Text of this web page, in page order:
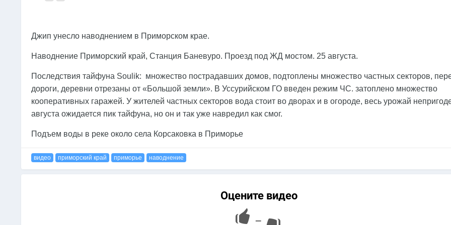
Джип унесло наводнением в Приморском крае.
Наводнение Приморский край, Станция Баневуро. Проезд под ЖД мостом. 25 августа.
Последствия тайфуна Soulik: множество пострадавших домов, подтоплены множество частных секторов,
дороги, деревни отрезаны от «Большой земли». В Уссурийском ГО введен режим ЧС. затоплено множество
кооперативных гаражей. У жителей частных секторов вода стоит во дворах и в огороде, весь урожай
августа ожидается пик тайфуна, но он и так уже навредил как смог.
Подъем воды в реке около села Корсаковка в Приморье
видео приморский край приморье наводнение
Оцените видео
—